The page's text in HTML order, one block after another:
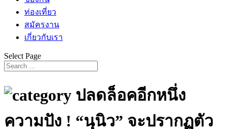
ท่องเที่ยว
สมัครงาน
เกี่ยวกับเรา
Select Page
ปลดล็อคอีกหนึ่ง
ความปัง ! “นุนิว” จะปรากฏตัว